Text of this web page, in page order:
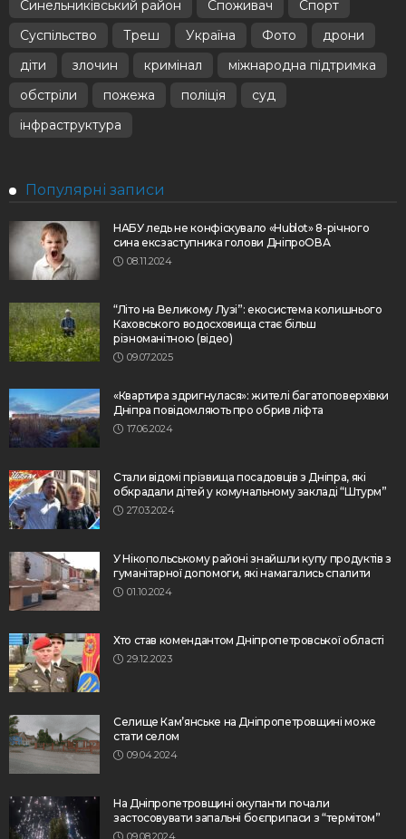
Синельниківський район Споживач
Спорт
Суспільство
Треш Україна Фото
дрони
діти
злочин кримінал
міжнародна підтримка
обстріли
пожежа поліція
суд
інфраструктура
Популярні записи
НАБУ ледь не конфіскувало «Hublot» 8-річного
сина ексзаступника голови ДніпроОВА
08.11.2024
“Літо на Великому Лузі”: екосистема колишнього
Каховського водосховища стає більш
різноманітною (відео)
09.07.2025
«Квартира здригнулася»: жителі багатоповерхівки
Дніпра повідомляють про обрив ліфта
17.06.2024
Стали відомі прізвища посадовців з Дніпра, які
обкрадали дітей у комунальному закладі “Штурм”
27.03.2024
У Нікопольському районі знайшли купу продуктів з
гуманітарної допомоги, які намагались спалити
01.10.2024
Хто став комендантом Дніпропетровської області
29.12.2023
Селище Кам’янське на Дніпропетровщині може
стати селом
09.04.2024
На Дніпропетровщині окупанти почали
застосовувати запальні боєприпаси з “термітом”